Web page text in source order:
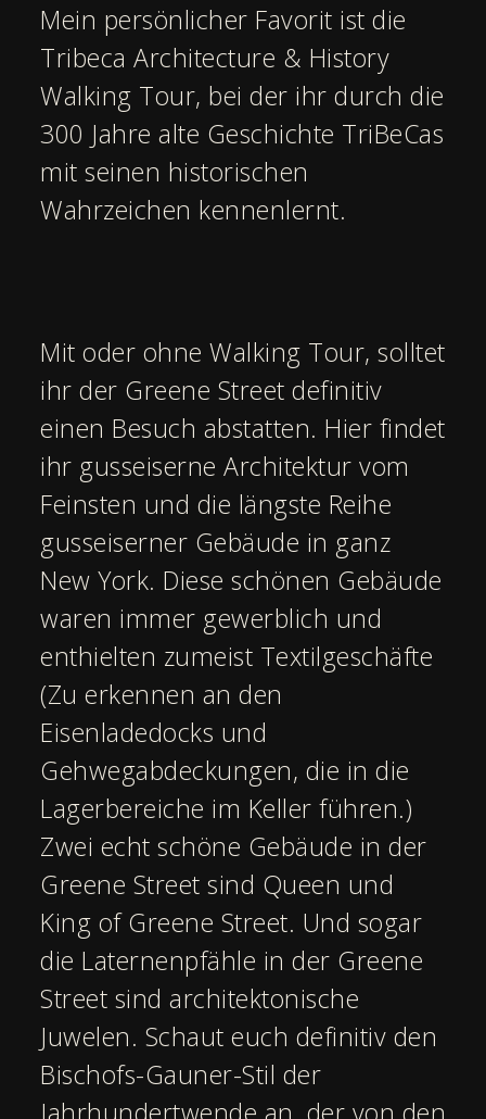
Mein persönlicher Favorit ist die
Tribeca Architecture & History
Walking Tour, bei der ihr durch die
300 Jahre alte Geschichte TriBeCas
mit seinen historischen
Wahrzeichen kennenlernt.
Mit oder ohne Walking Tour, solltet
ihr der Greene Street definitiv
einen Besuch abstatten. Hier findet
ihr gusseiserne Architektur vom
Feinsten und die längste Reihe
gusseiserner Gebäude in ganz
New York. Diese schönen Gebäude
waren immer gewerblich und
enthielten zumeist Textilgeschäfte
(Zu erkennen an den
Eisenladedocks und
Gehwegabdeckungen, die in die
Lagerbereiche im Keller führen.)
Zwei echt schöne Gebäude in der
Greene Street sind Queen und
King of Greene Street. Und sogar
die Laternenpfähle in der Greene
Street sind architektonische
Juwelen. Schaut euch definitiv den
Bischofs-Gauner-Stil der
Jahrhundertwende an, der von den